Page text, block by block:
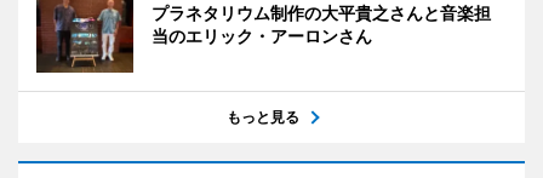
プラネタリウム制作の大平貴之さんと音楽担
当のエリック・アーロンさん
もっと見る